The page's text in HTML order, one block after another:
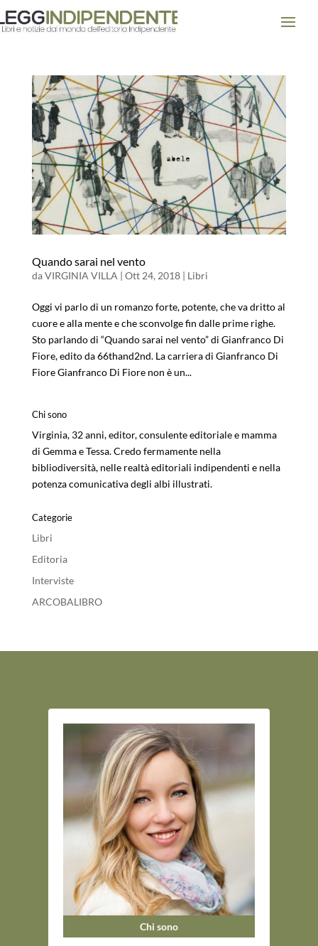
Quando sarai nel vento
daVIRGINIA VILLA | Ott 24, 2018| Libri
Oggi vi parlo di un romanzo forte, potente, che va dritto al
cuore e alla mente e che sconvolge fin dalle prime righe.
Sto parlando di “Quando sarai nel vento” di Gianfranco Di
Fiore, edito da 66thand2nd. La carriera di Gianfranco Di
Fiore Gianfranco Di Fiore non è un...
Chi sono
Virginia, 32 anni, editor, consulente editoriale e mamma
di Gemma e Tessa. Credo fermamente nella
bibliodiversità, nelle realtà editoriali indipendenti e nella
potenza comunicativa degli albi illustrati.
Categorie
Libri
Editoria
Interviste
ARCOBALIBRO
Chi sono